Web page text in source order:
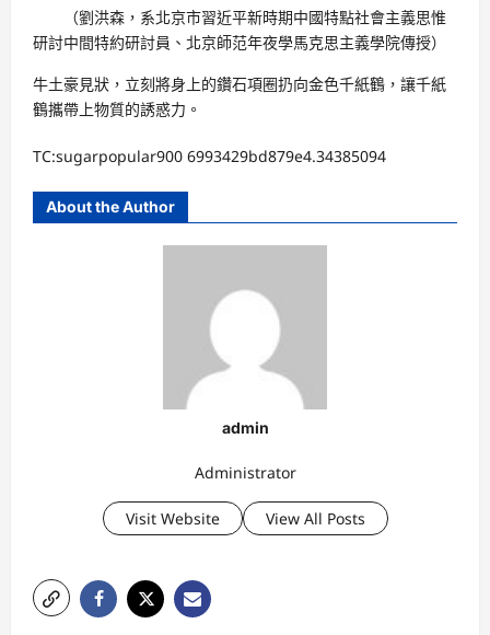
（劉洪森，系北京市習近平新時期中國特點社會主義思惟
研討中間特約研討員、北京師范年夜學馬克思主義學院傳授）
牛土豪見狀，立刻將身上的鑽石項圈扔向金色千紙鶴，讓千紙
鶴攜帶上物質的誘惑力。
TC:sugarpopular900 6993429bd879e4.34385094
About the Author
admin
Administrator
Visit Website View All Posts